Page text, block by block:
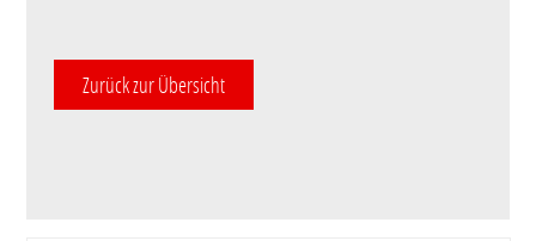
Zurück zur Übersicht